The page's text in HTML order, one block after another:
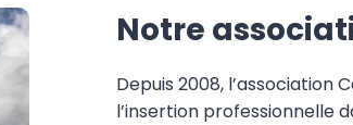
Notre
Depuis 2008, l’association
l’insertion professionnelle